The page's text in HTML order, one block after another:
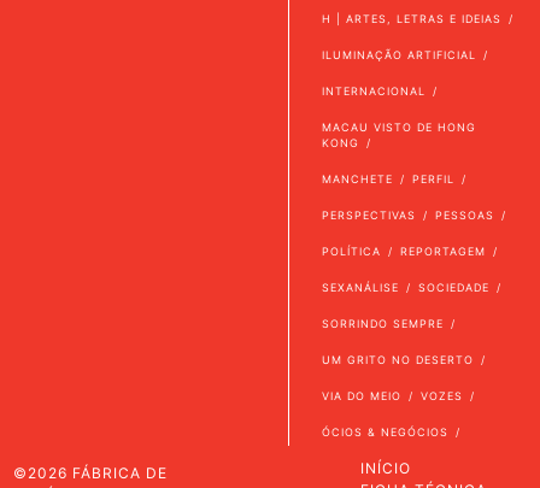
H | ARTES, LETRAS E IDEIAS
ILUMINAÇÃO ARTIFICIAL
INTERNACIONAL
MACAU VISTO DE HONG
KONG
MANCHETE PERFIL
PERSPECTIVAS PESSOAS
POLÍTICA REPORTAGEM
SEXANÁLISE SOCIEDADE
SORRINDO SEMPRE
UM GRITO NO DESERTO
VIA DO MEIO VOZES
ÓCIOS & NEGÓCIOS
©2026 FÁBRICA DE
INÍCIO